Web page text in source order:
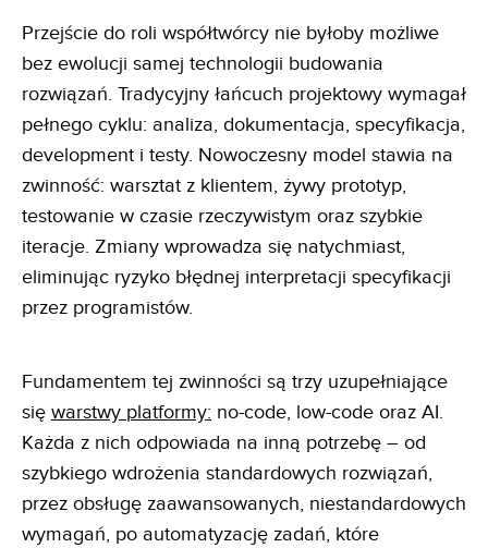
Przejście do roli współtwórcy nie byłoby możliwe
bez ewolucji samej technologii budowania
rozwiązań. Tradycyjny łańcuch projektowy wymagał
pełnego cyklu: analiza, dokumentacja, specyfikacja,
development i testy. Nowoczesny model stawia na
zwinność: warsztat z klientem, żywy prototyp,
testowanie w czasie rzeczywistym oraz szybkie
iteracje. Zmiany wprowadza się natychmiast,
eliminując ryzyko błędnej interpretacji specyfikacji
przez programistów.
Fundamentem tej zwinności są trzy uzupełniające
się warstwy platformy: no-code, low-code oraz AI.
Każda z nich odpowiada na inną potrzebę – od
szybkiego wdrożenia standardowych rozwiązań,
przez obsługę zaawansowanych, niestandardowych
wymagań, po automatyzację zadań, które